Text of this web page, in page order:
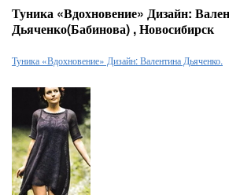
Туника «Вдохновение» Дизайн:
Дьяченко(Бабинова) , Новосибирск
Туника «Вдохновение» Дизайн: Валентина Дьяченко.